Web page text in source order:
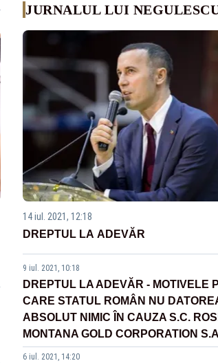
JURNALUL LUI
14 iul. 2021, 12:18
DREPTUL LA ADEVĂR
9 iul. 2021, 10:18
DREPTUL LA ADEVĂR - MOTIVELE
CARE STATUL ROMÂN NU
ABSOLUT NIMIC ÎN CAUZA S.C.
MONTANA GOLD CORPORATION
6 iul. 2021, 14:20